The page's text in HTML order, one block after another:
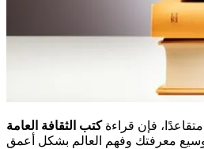
فإن قراءةكتب الثقافة العامة